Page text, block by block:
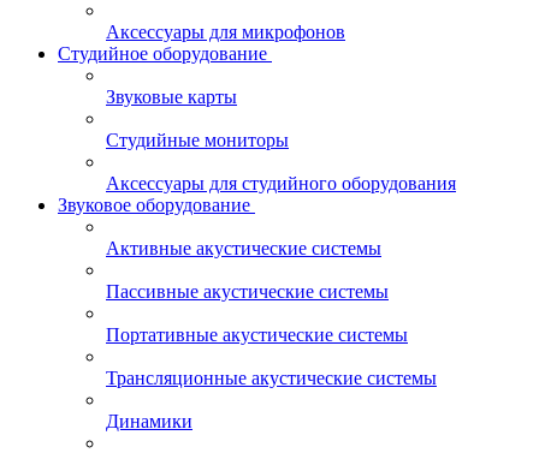
Аксессуары для микрофонов
Студийное оборудование
Звуковые карты
Студийные мониторы
Аксессуары для студийного оборудования
Звуковое оборудование
Активные акустические системы
Пассивные акустические системы
Портативные акустические системы
Трансляционные акустические системы
Динамики